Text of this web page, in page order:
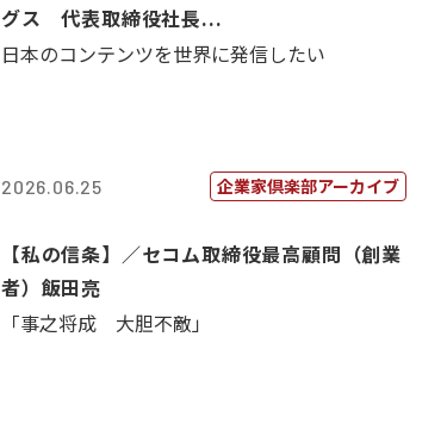
グス 代表取締役社長...
日本のコンテンツを世界に発信したい
2026.06.25 企業家倶楽部アーカイブ
【私の信条】／セコム取締役最高顧問（創業
者）飯田亮
「事之将成 大胆不敵」